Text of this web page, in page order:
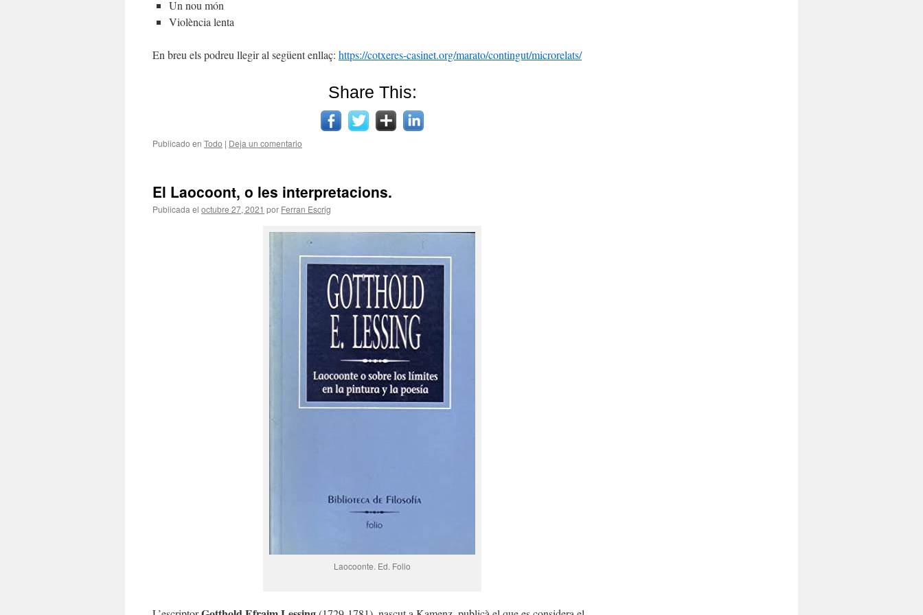
Un nou món
Violència lenta
En breu els podreu llegir al següent enllaç: https://cotxeres-casinet.org/marato/contingut/microrelats/
Share This:
Publicado en Todo | Deja un comentario
El Laocoont, o les interpretacions.
Publicada el octubre 27, 2021 por Ferran Escrig
Laocoonte. Ed. Folio